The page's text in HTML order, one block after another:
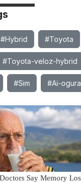
#Hybrid #Toyota
#Toyota-veloz-hybrid
#Sim #Ai-ogura